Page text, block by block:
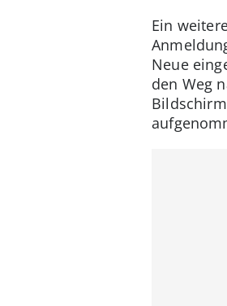
Ein
Neue
den Weg